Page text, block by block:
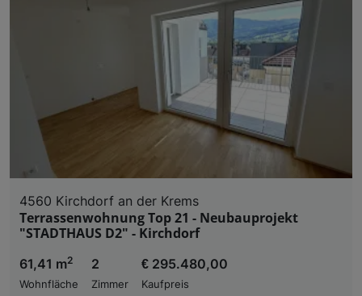
4560 Kirchdorf an der Krems
Terrassenwohnung Top 21 - Neubauprojekt
"STADTHAUS D2" - Kirchdorf
61,41 m2
Wohnfläche
2
Zimmer
€ 295.480,00
Kaufpreis